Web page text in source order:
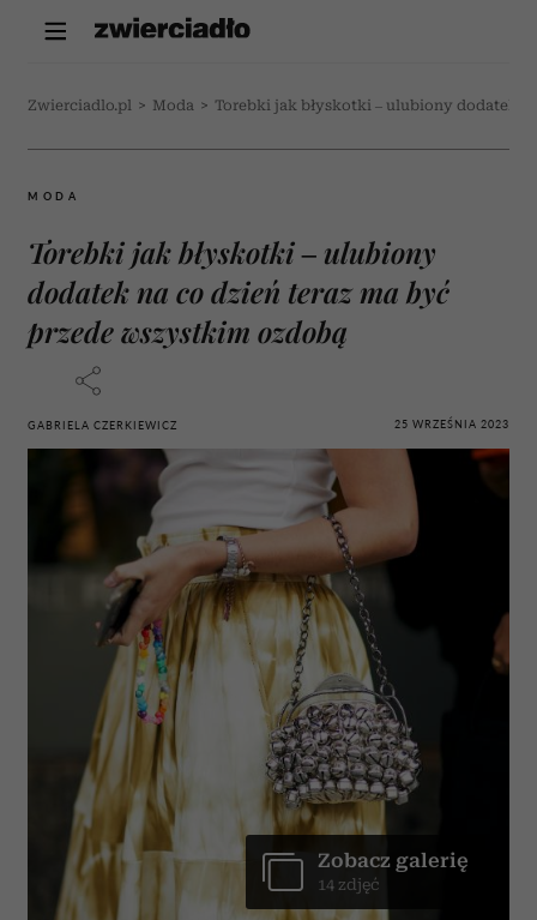
Zwierciadlo.pl > Moda > Torebki jak błyskotki – ulubiony dodatek
MODA
Torebki jak błyskotki – ulubiony
dodatek na co dzień teraz ma być
przede wszystkim ozdobą
GABRIELA CZERKIEWICZ 25 WRZEŚNIA 2023
Zobacz galerię
14 zdjęć